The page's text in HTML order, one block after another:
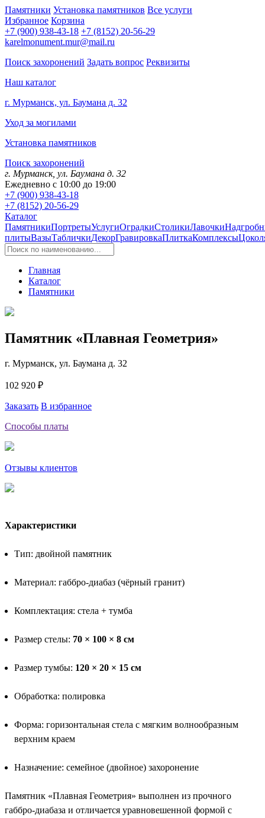
Памятники Установка памятников Все услуги
Избранное Корзина
+7 (900) 938-43-18 +7 (8152) 20-56-29
karelmonument.mur@mail.ru
Поиск захоронений Задать вопрос Реквизиты
Наш каталог
г. Мурманск, ул. Баумана д. 32
Уход за могилами
Установка памятников
Поиск захоронений
г. Мурманск, ул. Баумана д. 32
Ежедневно с 10:00 до 19:00
+7 (900) 938-43-18
+7 (8152) 20-56-29
Каталог
ПамятникиПортретыУслугиОградкиСтоликиЛавочки
плитыВазыТабличкиДекорГравировкаПлиткаКомплексы
Главная
Каталог
Памятники
Памятник «Плавная Геометрия»
г. Мурманск, ул. Баумана д. 32
102 920 ₽
Заказать В избранное
Способы платы
Отзывы клиентов
Характеристики
Тип: двойной памятник
Материал: габбро-диабаз (чёрный гранит)
Комплектация: стела + тумба
Размер стелы: 70 × 100 × 8 см
Размер тумбы: 120 × 20 × 15 см
Обработка: полировка
Форма: горизонтальная стела с мягким волнообразным
верхним краем
Назначение: семейное (двойное) захоронение
Памятник «Плавная Геометрия» выполнен из прочного
габбро-диабаза и отличается уравновешенной формой с